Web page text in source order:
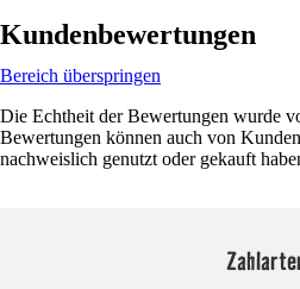
Kundenbewertungen
Bereich überspringen
Die Echtheit der Bewertungen wurde
Bewertungen können auch von
nachweislich genutzt oder gekauft